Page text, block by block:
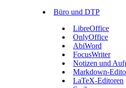
Büro und DTP
LibreOffice
OnlyOffice
AbiWord
FocusWriter
Notizen und
Markdown-
LaTeX-Editoren